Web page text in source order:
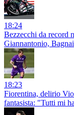
18:24
Bezzecchi da record
Giannantonio,
18:23
Fiorentina, delirio
fantasista: "Tutti mi